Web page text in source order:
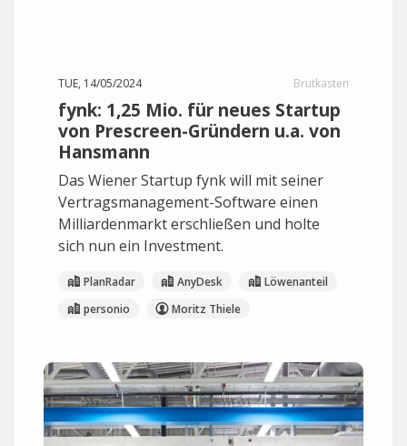
TUE, 14/05/2024 Brutkasten
fynk: 1,25 Mio. für neues Startup
von Prescreen-Gründern u.a. von
Hansmann
Das Wiener Startup fynk will mit seiner
Vertragsmanagement-Software einen
Milliardenmarkt erschließen und holte
sich nun ein Investment.
PlanRadar AnyDesk
Löwenanteil
personio
Moritz Thiele